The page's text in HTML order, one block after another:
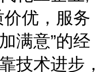
价优，服务
满意”的经
技术进步，